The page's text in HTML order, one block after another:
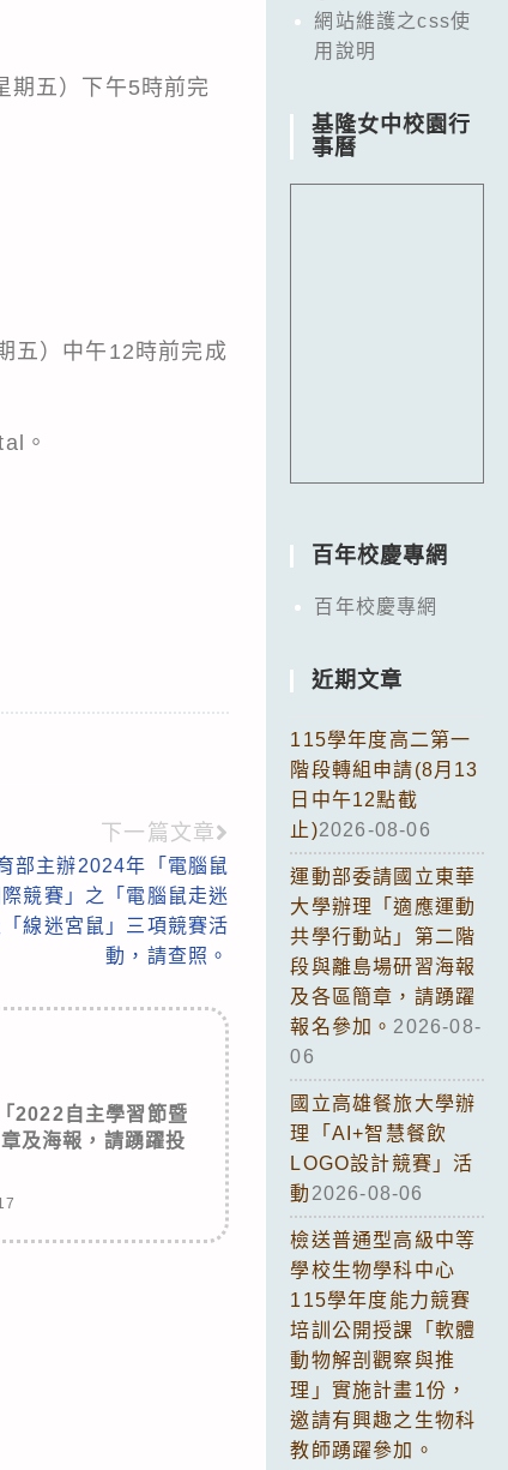
五）下午5時前完
五）中午12時前完成
。
下一篇文章
部主辦2024年「電腦鼠
競賽」之「電腦鼠走迷
線迷宮鼠」三項競賽活
動，請查照。
2022自主學習節暨
及海報，請踴躍投
網站維護之css使
用說明
基隆女中校園行
事曆
百年校慶專網
百年校慶專網
近期文章
115學年度高二第一
階段轉組申請(8月13
日中午12點截
止)2026-08-06
運動部委請國立東華
大學辦理「適應運動
共學行動站」第二階
段與離島場研習海報
及各區簡章，請踴躍
報名參加。 2026-08-
06
國立高雄餐旅大學辦
理「AI+智慧餐飲
LOGO設計競賽」活
動 2026-08-06
檢送普通型高級中等
學校生物學科中心
115學年度能力競賽
培訓公開授課「軟體
動物解剖觀察與推
理」實施計畫1份，
邀請有興趣之生物科
教師踴躍參加。